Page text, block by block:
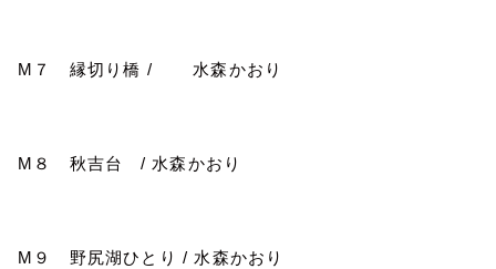
M ７ 縁切り橋 / 水森かおり
M ８ 秋吉台 / 水森かおり
M ９ 野尻湖ひとり / 水森かおり